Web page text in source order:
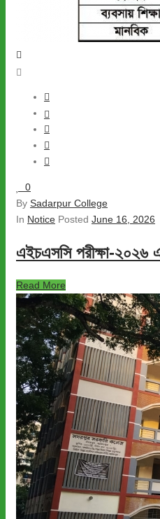
0
By Sadarpur College
In Notice Posted June 16, 2026
এইচএসসি পরীক্ষা-২০২৬
Read More